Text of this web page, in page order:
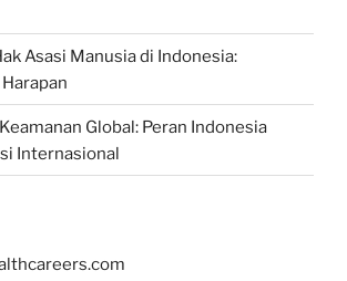
Asasi Manusia di Indonesia:
Global: Peran Indonesia
Internasional